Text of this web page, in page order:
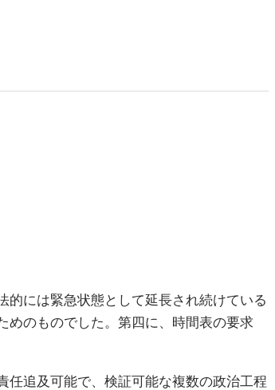
には緊急状態として延長され続けている
めのものでした。第四に、時間表の要求
任追及可能で、検証可能な複数の政治工程